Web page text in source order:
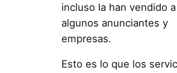
incluso la han vendido a
algunos anunciantes y
empresas.
Esto es lo que los